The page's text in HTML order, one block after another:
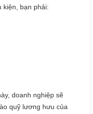
kiện, bạn phải:
doanh nghiệp sẽ
quỹ lương hưu của